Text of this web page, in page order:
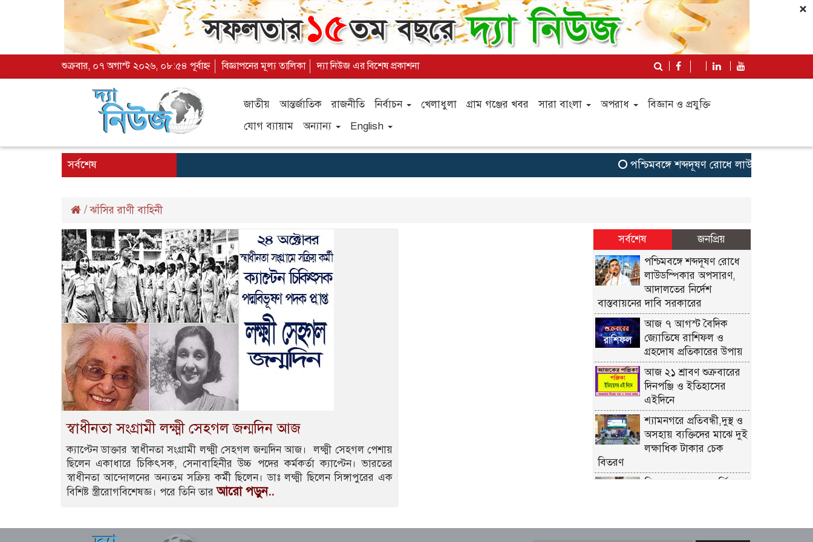
×
শুক্রবার, ০৭ অগাস্ট ২০২৬, ০৮:৫৪ পূর্বাহ্ন বিজ্ঞাপনের মূল্য তালিকা দ্যা নিউজ এর বিশেষ প্রকাশনা
জাতীয় আন্তর্জাতিক রাজনীতি নির্বাচন খেলাধুলা গ্রাম গঞ্জের খবর সারা বাংলা অপরাধ
বিজ্ঞান ও প্রযুক্তি
যোগ ব্যায়াম
অন্যান্য English
সর্বশেষ পশ্চিমবঙ্গে শব্দদূষণ রোধে লাউডস্পিকার
/ঝাঁসির রাণী বাহিনী
স্বাধীনতা সংগ্রামী লক্ষ্মী সেহগল জন্মদিন আজ
ক্যাপ্টেন ডাক্তার স্বাধীনতা সংগ্রামী লক্ষ্মী সেহগল জন্মদিন আজ। লক্ষ্মী সেহগল পেশায়
ছিলেন একাধারে চিকিৎসক, সেনাবাহিনীর উচ্চ পদের কর্মকর্তা ক্যাপ্টেন। ভারতের
স্বাধীনতা আন্দোলনের অন্যতম সক্রিয় কর্মী ছিলেন। ডাঃ লক্ষ্মী ছিলেন সিঙ্গাপুরের এক
বিশিষ্ট স্ত্রীরোগবিশেষজ্ঞ। পরে তিনি তারআরো পড়ুন..
সর্বশেষ
জনপ্রিয়
পশ্চিমবঙ্গে শব্দদূষণ রোধে
লাউডস্পিকার অপসারণ,
আদালতের নির্দেশ
বাস্তবায়নের দাবি সরকারের
আজ ৭ আগস্ট বৈদিক
জ্যোতিষে রাশিফল ও
গ্রহদোষ প্রতিকারের উপায়
আজ ২১ শ্রাবণ শুক্রবারের
দিনপঞ্জি ও ইতিহাসের
এইদিনে
শ্যামনগরে প্রতিবন্ধী,দুস্থ ও
অসহায় ব্যক্তিদের মাঝে দুই
লক্ষাধিক টাকার চেক
বিতরণ
শিল্প মন্ত্রণালয় সম্পর্কিত
রিয়ার অ্যাডমিরাল মাহবুব